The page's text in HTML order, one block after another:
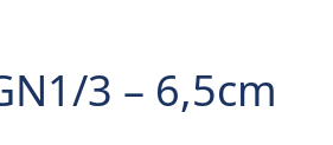
3 – 6,5cm